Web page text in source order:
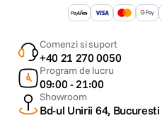
Comenzi si suport
+40 21 270 0050
Program de lucru
09:00 - 21:00
Showroom
Bd-ul Unirii 64, Bucuresti